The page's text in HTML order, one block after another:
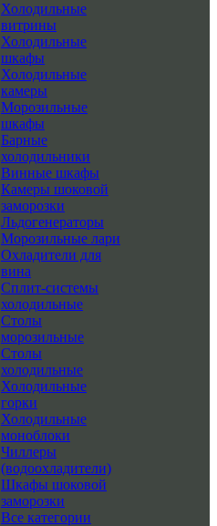
Холодильные
витрины
Холодильные
шкафы
Холодильные
камеры
Морозильные
шкафы
Барные
холодильники
Винные шкафы
Камеры шоковой
заморозки
Льдогенераторы
Морозильные лари
Охладители для
вина
Сплит-системы
холодильные
Столы
морозильные
Столы
холодильные
Холодильные
горки
Холодильные
моноблоки
Чиллеры
(водоохладители)
Шкафы шоковой
заморозки
Все категории